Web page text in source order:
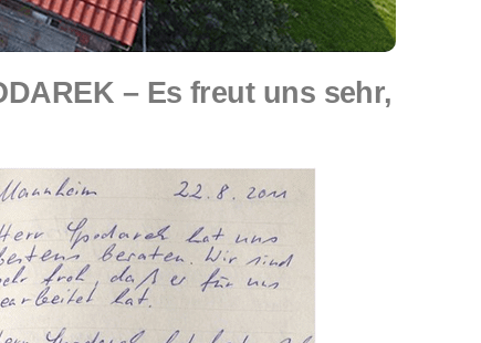
– Es freut uns sehr,